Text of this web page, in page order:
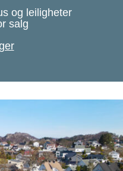
og leiligheter
salg